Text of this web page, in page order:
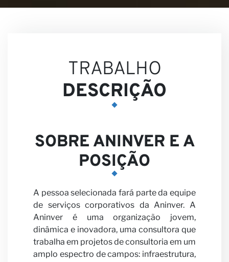
TRABALHO
DESCRIÇÃO
SOBRE ANINVER E A
POSIÇÃO
A pessoa selecionada fará parte da equipe
de serviços corporativos da Aninver. A
Aninver é uma organização jovem,
dinâmica e inovadora, uma consultora que
trabalha em projetos de consultoria em um
amplo espectro de campos: infraestrutura,